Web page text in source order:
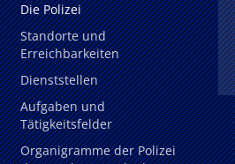
Die Polizei
Standorte und
Erreichbarkeiten
Dienststellen
Aufgaben und
Tätigkeitsfelder
Organigramme der Polizei